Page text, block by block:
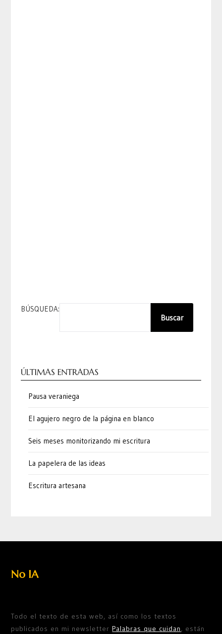
BÚSQUEDA:
Buscar
ÚLTIMAS ENTRADAS
Pausa veraniega
El agujero negro de la página en blanco
Seis meses monitorizando mi escritura
La papelera de las ideas
Escritura artesana
No IA
Todo el texto de esta web, así como los textos
publicados en mi newsletterPalabras que cuidan, están